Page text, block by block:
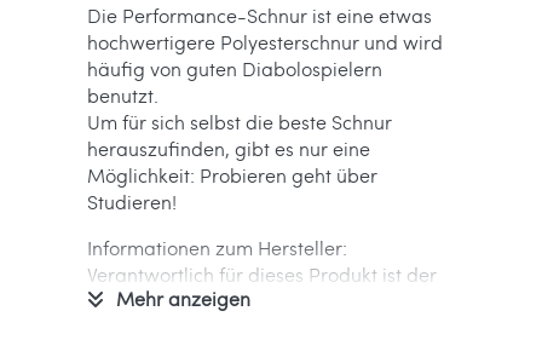
Die Performance-Schnur ist eine etwas
hochwertigere Polyesterschnur und wird
häufig von guten Diabolospielern
benutzt.
Um für sich selbst die beste Schnur
herauszufinden, gibt es nur eine
Möglichkeit: Probieren geht über
Studieren!
Informationen zum Hersteller:
Verantwortlich für dieses Produkt ist der
in der EU ansässige Wirtschaftsakteur
Mehr anzeigen